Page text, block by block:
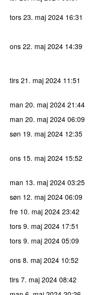
tors 23. maj 2024 16:31
ons 22. maj 2024 14:39
tirs 21. maj 2024 11:51
man 20. maj 2024 21:44
man 20. maj 2024 06:09
søn 19. maj 2024 12:35
ons 15. maj 2024 15:52
man 13. maj 2024 03:25
søn 12. maj 2024 06:09
fre 10. maj 2024 23:42
tors 9. maj 2024 17:51
tors 9. maj 2024 05:09
ons 8. maj 2024 10:52
tirs 7. maj 2024 08:42